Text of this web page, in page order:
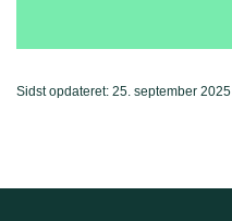
Sidst opdateret: 25. september 2025